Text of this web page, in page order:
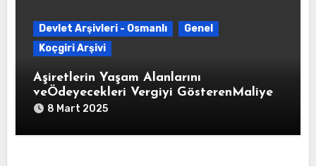
Devlet Arşivleri - Osmanlı
Genel
Koçgiri Arşivi
Aşiretlerin Yaşam Alanlarını
veÖdeyecekleri Vergiyi GösterenMaliye
Nezareti VaridatMuhasebesi Defterleri
Mayıs1843)
8 Mart 2025